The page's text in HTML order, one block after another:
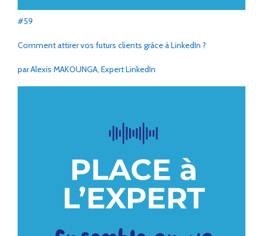
#59
Comment attirer vos futurs clients grâce à LinkedIn ?
par Alexis MAKOUNGA, Expert LinkedIn